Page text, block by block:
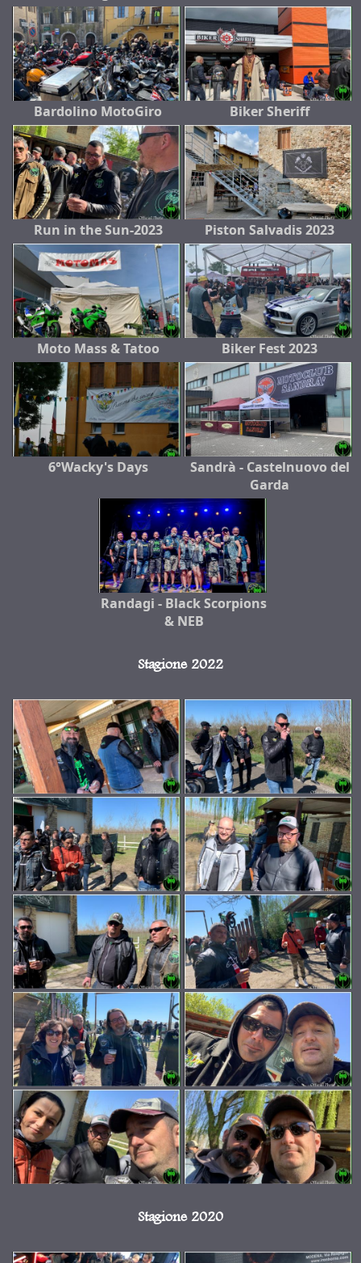
Bardolino MotoGiro Biker Sheriff
Run in the Sun-2023 Piston Salvadis 2023
Moto Mass & Tatoo Biker Fest 2023
6°Wacky's Days
Sandrà - Castelnuovo del
Garda
Randagi - Black Scorpions
& NEB
Stagione 2022
Stagione 2020